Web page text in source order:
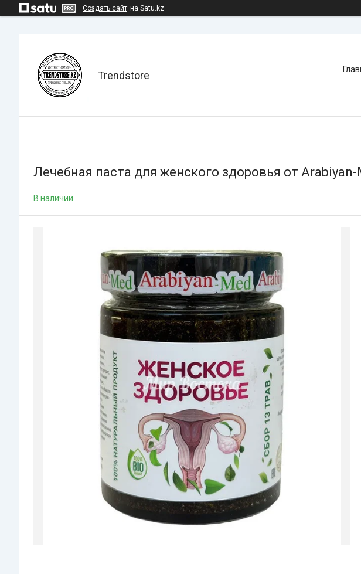
Создать сайт на Satu.kz
Trendstore
Лечебная паста для женского здоровья от
В наличии